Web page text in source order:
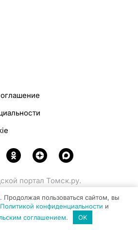
портал Томск.ру.
развития, связи и массовых
Федерации.
. Продолжая пользоваться сайтом, вы
Политикой конфиденциальности и
соглашением. OK